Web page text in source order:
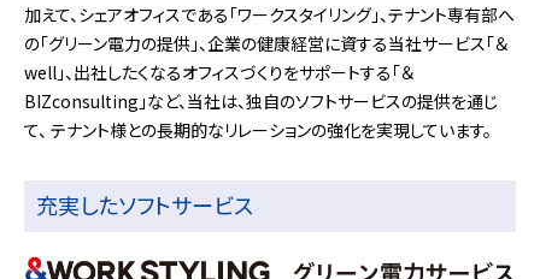
加えて、シェアオフィスである「ワークスタイリング」、テナント専有部へ
の「グリーン電力の提供」、企業の健康経営に資する当社サービス「＆
well」、出社したくなるオフィスづくりをサポートする「＆
BIZconsulting」など、当社は、独自のソフトサービスの提供を通じ
て、 テナント様との長期的なリレーションの強化を実現しています。
充実したソフトサービス